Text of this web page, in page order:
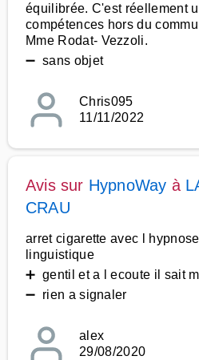
équilibrée. C'est réellement
compétences hors du
Mme Rodat- Vezzoli.
➖ sans objet
Chris095
11/11/2022
Avis sur HypnoWay à
CRAU
arret cigarette avec l
linguistique
➕ gentil et a l ecoute il sait
➖ rien a signaler
alex
29/08/2020